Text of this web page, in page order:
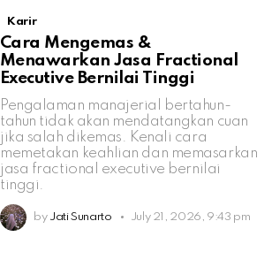
Karir
Cara Mengemas &
Menawarkan Jasa Fractional
Executive Bernilai Tinggi
Pengalaman manajerial bertahun-
tahun tidak akan mendatangkan cuan
jika salah dikemas. Kenali cara
memetakan keahlian dan memasarkan
jasa fractional executive bernilai
tinggi.
by Jati Sunarto July 21, 2026, 9:43 pm